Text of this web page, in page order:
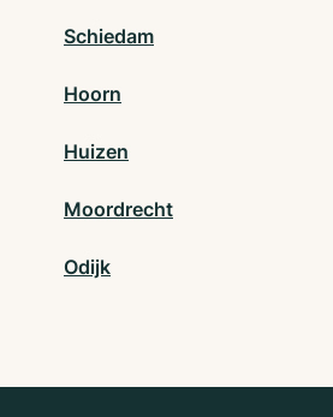
Schiedam
Hoorn
Huizen
Moordrecht
Odijk